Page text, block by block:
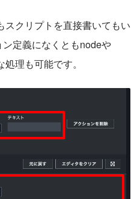
スクリプトを直接書いてもい
定義になくともnodeや
理も可能です。